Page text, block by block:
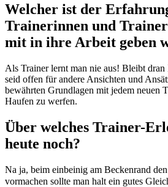
Welcher ist der
Trainerinnen und
mit in ihre Arbeit geben
Als Trainer lernt man nie aus! Bleibt
seid offen für andere Ansichten und
bewährten Grundlagen mit jedem neuen
Haufen zu werfen.
Über welches Trainer-
heute noch?
Na ja, beim einbeinig am Beckenrand
vormachen sollte man halt ein gutes